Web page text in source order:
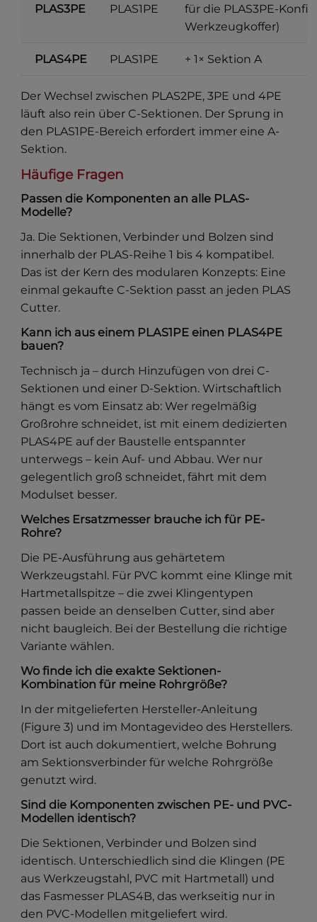
PLAS3PE PLAS1PE
für die PLAS3PE-
Werkzeugkoffer)
PLAS4PE PLAS1PE + 1× Sektion A
Der Wechsel zwischen PLAS2PE, 3PE und 4PE
läuft also rein über C-Sektionen. Der Sprung in
den PLAS1PE-Bereich erfordert immer eine A-
Sektion.
Häufige Fragen
Passen die Komponenten an alle PLAS-
Modelle?
Ja. Die Sektionen, Verbinder und Bolzen sind
innerhalb der PLAS-Reihe 1 bis 4 kompatibel.
Das ist der Kern des modularen Konzepts: Eine
einmal gekaufte C-Sektion passt an jeden PLAS
Cutter.
Kann ich aus einem PLAS1PE einen PLAS4PE
bauen?
Technisch ja – durch Hinzufügen von drei C-
Sektionen und einer D-Sektion. Wirtschaftlich
hängt es vom Einsatz ab: Wer regelmäßig
Großrohre schneidet, ist mit einem dedizierten
PLAS4PE auf der Baustelle entspannter
unterwegs – kein Auf- und Abbau. Wer nur
gelegentlich groß schneidet, fährt mit dem
Modulset besser.
Welches Ersatzmesser brauche ich für PE-
Rohre?
Die PE-Ausführung aus gehärtetem
Werkzeugstahl. Für PVC kommt eine Klinge mit
Hartmetallspitze – die zwei Klingentypen
passen beide an denselben Cutter, sind aber
nicht baugleich. Bei der Bestellung die richtige
Variante wählen.
Wo finde ich die exakte Sektionen-
Kombination für meine Rohrgröße?
In der mitgelieferten Hersteller-Anleitung
(Figure 3) und im Montagevideo des Herstellers.
Dort ist auch dokumentiert, welche Bohrung
am Sektionsverbinder für welche Rohrgröße
genutzt wird.
Sind die Komponenten zwischen PE- und PVC-
Modellen identisch?
Die Sektionen, Verbinder und Bolzen sind
identisch. Unterschiedlich sind die Klingen (PE
aus Werkzeugstahl, PVC mit Hartmetall) und
das Fasmesser PLAS4B, das werkseitig nur in
den PVC-Modellen mitgeliefert wird.